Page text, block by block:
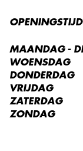
MAANDAG -
WOENSDAG
DONDERDAG
VRIJDAG
ZATERDAG
ZONDAG